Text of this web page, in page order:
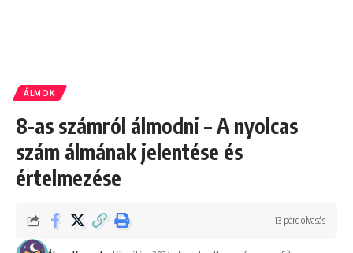
ÁLMOK
8-as számról álmodni – A nyolcas
szám álmának jelentése és
értelmezése
13 perc olvasás